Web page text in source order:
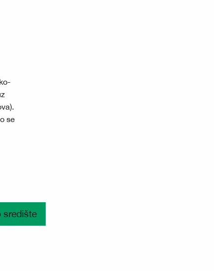
se
središte